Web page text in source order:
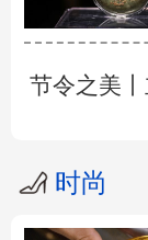
节令之美
时尚